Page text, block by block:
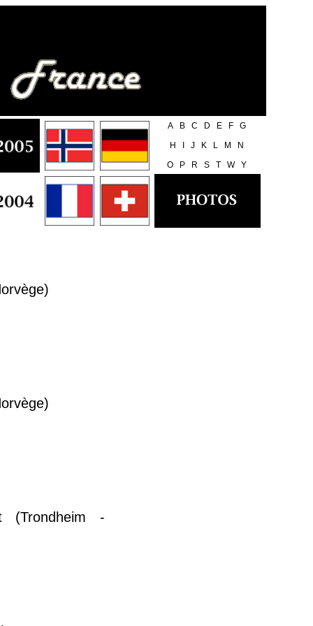
A B C D E F
G
H
J K L M
N
O
P R S T W Y
(Trondheim -